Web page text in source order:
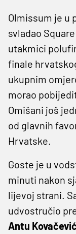
Olmissum je u
svladao
utakmici
finale
ukupnim
morao
Omišani još
od glavnih
Hrvatske.
Goste je u
minuti nakon
lijevoj strani.
udvostručio
Antu